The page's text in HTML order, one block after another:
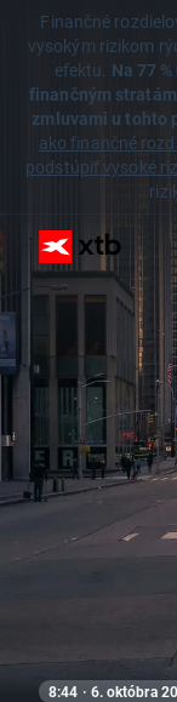
Finančné
vysokým rizikom
efektu. Na 77
finančným
zmluvami u tohto
ako finančné
podstúpiť vysoké
8:44 · 6. októbra